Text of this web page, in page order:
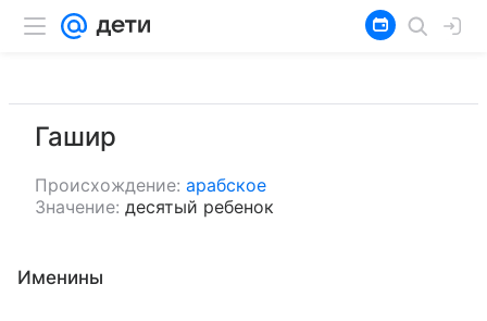
Гашир
Происхождение: арабское
Значение: десятый ребенок
Именины